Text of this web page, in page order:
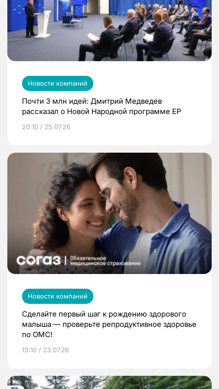
Новости компаний
Почти 3 млн идей: Дмитрий Медведев
рассказал о Новой Народной программе ЕР
20:10 / 25.07.26
Новости компаний
Сделайте первый шаг к рождению здорового
малыша — проверьте репродуктивное здоровье
по ОМС!
13:10 / 23.07.26